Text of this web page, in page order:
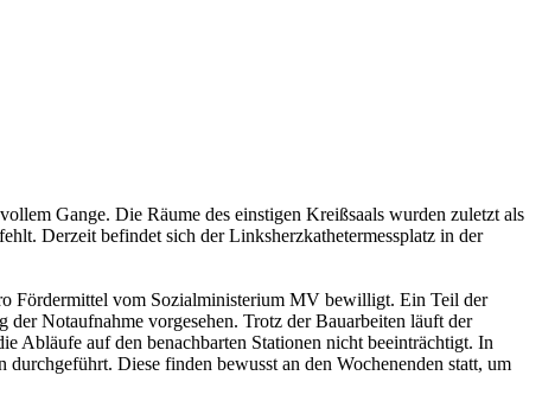
Gange. Die Räume des einstigen Kreißsaals wurden zuletzt als
Derzeit befindet sich der Linksherzkathetermessplatz in der
Fördermittel vom Sozialministerium MV bewilligt. Ein Teil der
Notaufnahme vorgesehen. Trotz der Bauarbeiten läuft der
Abläufe auf den benachbarten Stationen nicht beeinträchtigt. In
Diese finden bewusst an den Wochenenden statt, um